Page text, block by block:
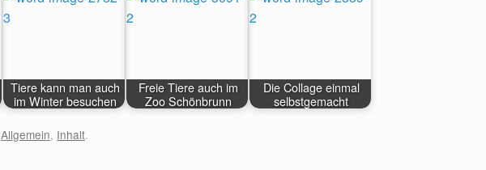
Tiere kann man auch
im Winter besuchen
Freie Tiere auch im
Zoo Schönbrunn
Die Collage einmal
selbstgemacht
Allgemein, Inhalt.